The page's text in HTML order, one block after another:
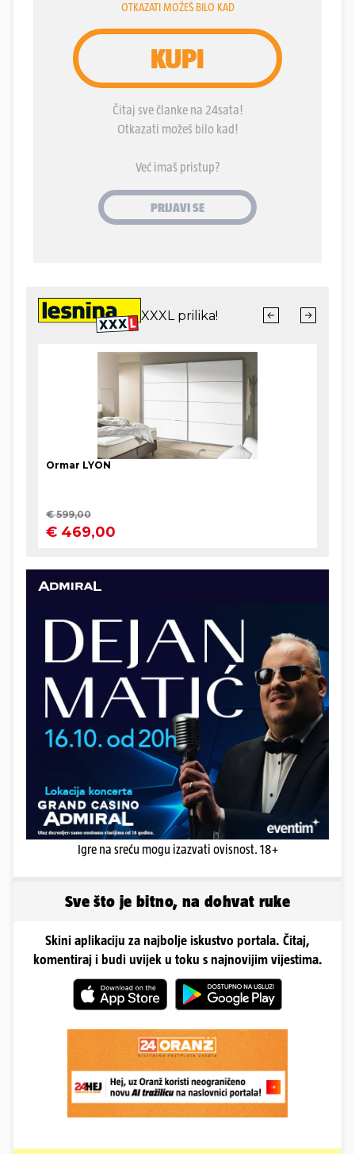
Igre na sreću mogu izazvati ovisnost. 18+
Sve što je bitno, na dohvat ruke
Skini aplikaciju za najbolje iskustvo portala. Čitaj,
komentiraj i budi uvijek u toku s najnovijim vijestima.